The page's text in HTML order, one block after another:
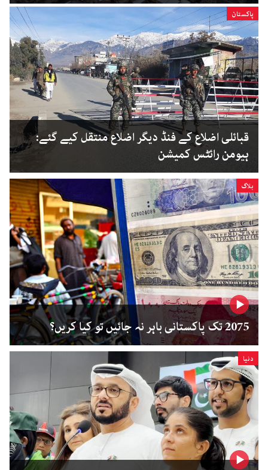
پاکستان
قبائلی اضلاع کے فنڈ دیگر اضلاع منتقل کیے گئے:
ہیومن رائٹس کمیشن
بلاگ
2075 تک پاکستانی باہر نہ جائیں تو کیا کریں؟
دنیا